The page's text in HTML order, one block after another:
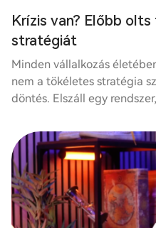
Krízis van? Előbb
stratégiát
Minden vállalkozás
nem a tökéletes stratégia
döntés. Elszáll egy